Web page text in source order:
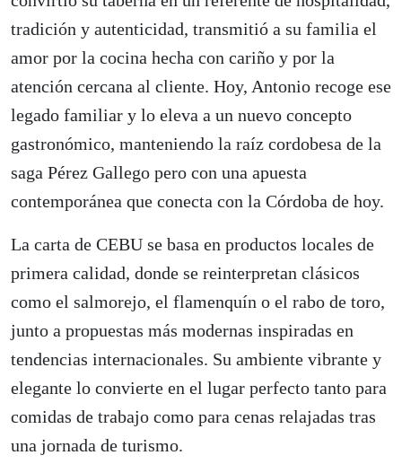
tradición y autenticidad, transmitió a su familia el
amor por la cocina hecha con cariño y por la
atención cercana al cliente. Hoy, Antonio recoge ese
legado familiar y lo eleva a un nuevo concepto
gastronómico, manteniendo la raíz cordobesa de la
saga Pérez Gallego pero con una apuesta
contemporánea que conecta con la Córdoba de hoy.
La carta de CEBU se basa en productos locales de
primera calidad, donde se reinterpretan clásicos
como el salmorejo, el flamenquín o el rabo de toro,
junto a propuestas más modernas inspiradas en
tendencias internacionales. Su ambiente vibrante y
elegante lo convierte en el lugar perfecto tanto para
comidas de trabajo como para cenas relajadas tras
una jornada de turismo.